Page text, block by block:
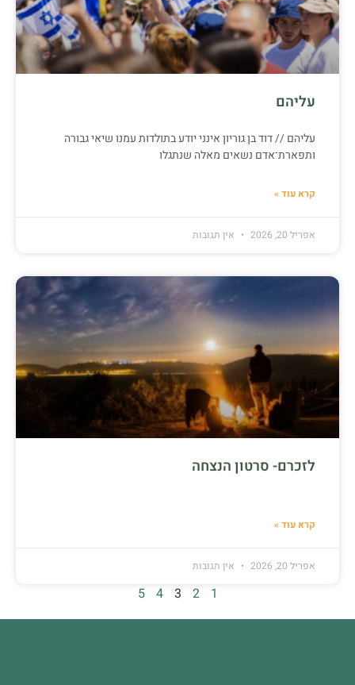
עליהם
עליהם // דוד בן גוריון אינני יודע בתולדות עמנו שיאי גבורה
ותפארת־אדם נשאים מאלה שנתגלו
קרא עוד »
אפריל 20, 2026 אין תגובות
לזכרם- סרטון הנצחה
קרא עוד »
אפריל 20, 2026 אין תגובות
1
2
3
4
5